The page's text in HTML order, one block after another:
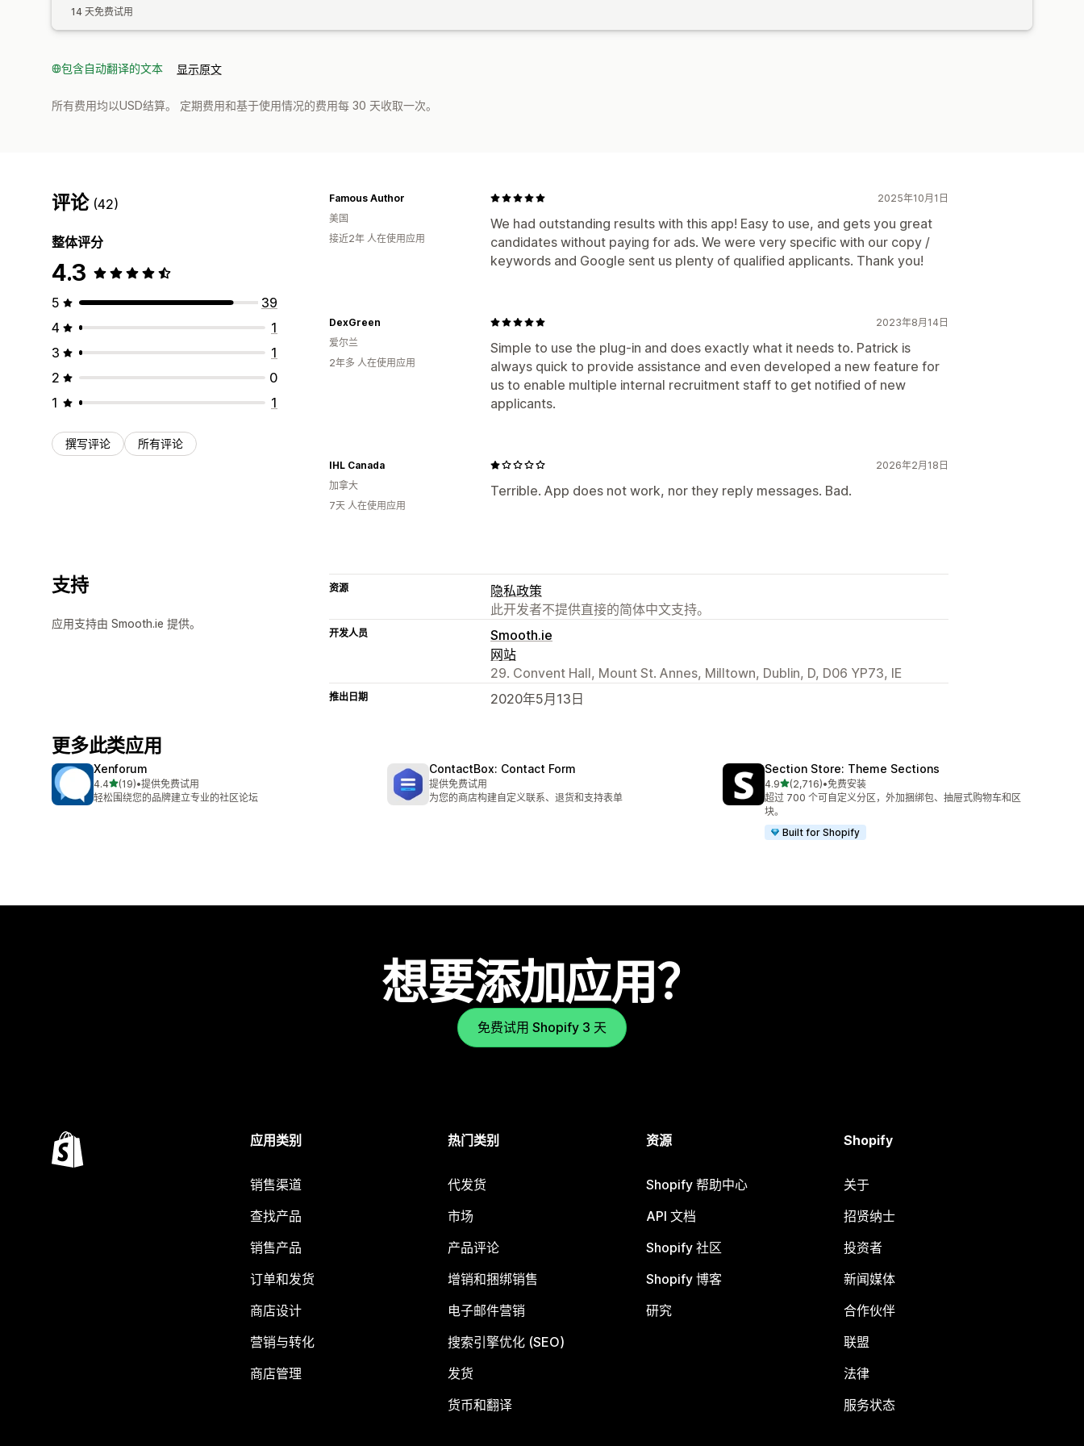
14 天免费试用
包含自动翻译的文本 显示原文
所有费用均以USD结算。 定期费用和基于使用情况的费用每 30 天收取一次。
评论 (42)
整体评分
4.3
5
39
4
1
3
1
2
0
1
1
撰写评论 所有评论
2025年10月1日
We had outstanding results with this app! Easy to use, and gets you great
candidates without paying for ads. We were very specific with our copy /
keywords and Google sent us plenty of qualified applicants. Thank you!
Famous Author
美国
接近2年 人在使用应用
2023年8月14日
Simple to use the plug-in and does exactly what it needs to. Patrick is
always quick to provide assistance and even developed a new feature for
us to enable multiple internal recruitment staff to get notified of new
applicants.
DexGreen
爱尔兰
2年多 人在使用应用
2026年2月18日
Terrible. App does not work, nor they reply messages. Bad.
IHL Canada
加拿大
7天 人在使用应用
支持
应用支持由 Smooth.ie 提供。
资源
隐私政策
此开发者不提供直接的简体中文支持。
开发人员
Smooth.ie
网站
29. Convent Hall, Mount St. Annes, Milltown, Dublin, D, D06 YP73, IE
推出日期 2020年5月13日
更多此类应用
Xenforum
4.4星（满分 5 星）
(19)
总共 19 条评论
•提供免费试用
轻松围绕您的品牌建立专业的社区论坛
ContactBox: Contact Form
提供免费试用
为您的商店构建自定义联系、退货和支持表单
Section Store: Theme Sections
4.9星（满分 5 星）
(2,716)
总共 2716 条评论
•免费安装
超过 700 个可自定义分区，外加捆绑包、抽屉式购物车和区
块。
Built for Shopify
想要添加应用？
免费试用 Shopify 3 天
应用类别
销售渠道
查找产品
销售产品
订单和发货
商店设计
营销与转化
商店管理
热门类别
代发货
市场
产品评论
增销和捆绑销售
电子邮件营销
搜索引擎优化 (SEO)
发货
货币和翻译
资源
Shopify 帮助中心
API 文档
Shopify 社区
Shopify 博客
研究
Shopify
关于
招贤纳士
投资者
新闻媒体
合作伙伴
联盟
法律
服务状态